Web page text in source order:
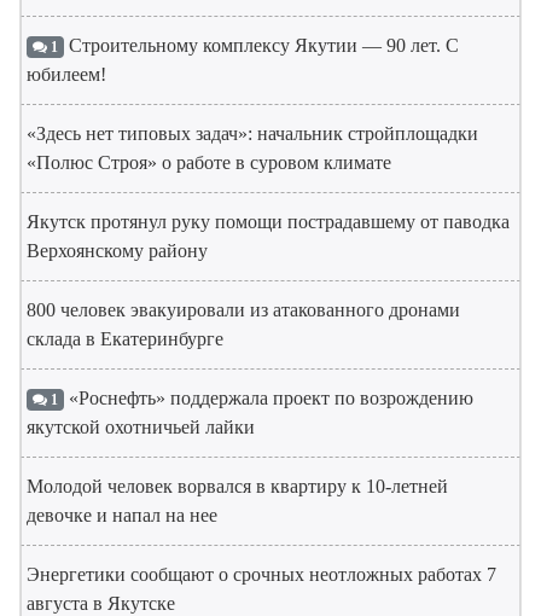
1 Строительному комплексу Якутии — 90 лет. С
юбилеем!
«Здесь нет типовых задач»: начальник стройплощадки
«Полюс Строя» о работе в суровом климате
Якутск протянул руку помощи пострадавшему от паводка
Верхоянскому району
800 человек эвакуировали из атакованного дронами
склада в Екатеринбурге
1 «Роснефть» поддержала проект по возрождению
якутской охотничьей лайки
Молодой человек ворвался в квартиру к 10-летней
девочке и напал на нее
Энергетики сообщают о срочных неотложных работах 7
августа в Якутске